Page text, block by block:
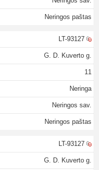
Neringos paštas
LT-93127
G. D. Kuverto g.
11
Neringa
Neringos sav.
Neringos paštas
LT-93127
G. D. Kuverto g.